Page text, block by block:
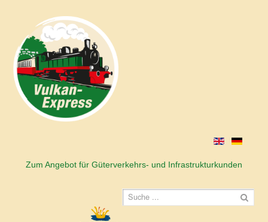
Zum Angebot für Güterverkehrs- und Infrastrukturkunden